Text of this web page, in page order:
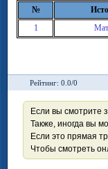
№
1
Рейтинг: 0.0/0
Если вы смотрите
Также, иногда вы
Если это прямая
Чтобы смотреть